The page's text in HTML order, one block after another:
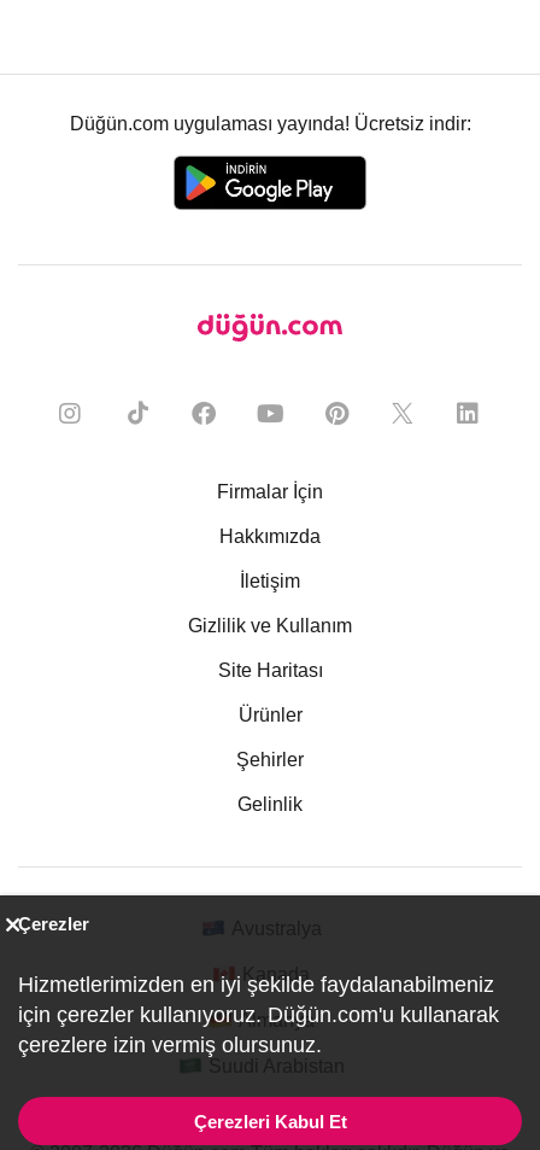
Düğün.com uygulaması yayında! Ücretsiz indir:
Firmalar İçin
Hakkımızda
İletişim
Gizlilik ve Kullanım
Site Haritası
Ürünler
Şehirler
Gelinlik
Kanada
Almanya
Çerezler
Hizmetlerimizden en iyi şekilde faydalanabilmeniz
için çerezler kullanıyoruz. Düğün.com'u kullanarak
çerezlere izin vermiş olursunuz.
Çerezleri Kabul Et